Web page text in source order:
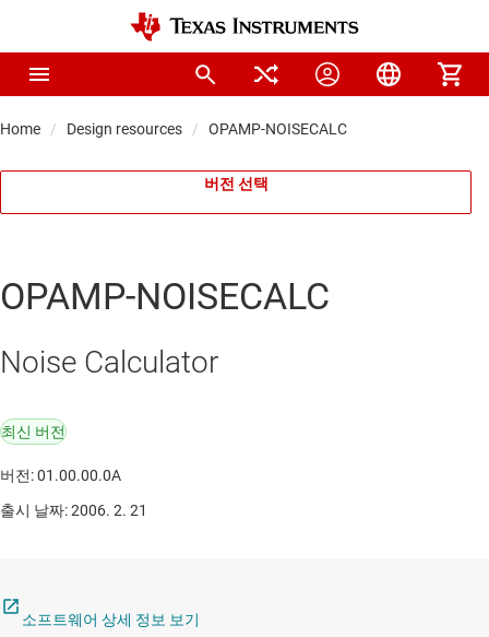
Home Design resources OPAMP-NOISECALC
버전 선택
OPAMP-NOISECALC
Noise Calculator
최신 버전
버전: 01.00.00.0A
출시 날짜: 2006. 2. 21
소프트웨어 상세 정보 보기